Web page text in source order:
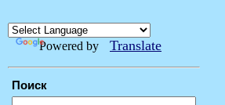
Powered by Translate
Поиск